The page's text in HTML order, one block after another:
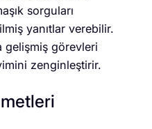
sorguları
yanıtlar verebilir.
gelişmiş görevleri
zenginleştirir.